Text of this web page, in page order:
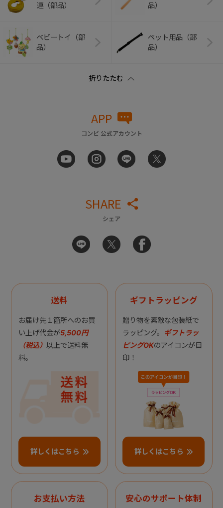
連（部品）
品）
ベビートイ（部
品）
ペット用品（部
品）
APP
コンビ 公式アカウント
SHARE
シェア
送料
お届け先１箇所へのお買
い上げ代金が5,500円
（税込） 以上で送料無
料。
詳しくはこちら
ギフトラッピング
贈り物を素敵な包装紙で
ラッピング。 ギフトラッ
ピングOKのアイコンが目
印！
詳しくはこちら
お支払い方法 安心のサポート体制